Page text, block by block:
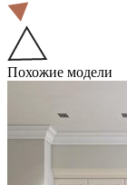
Похожие модели